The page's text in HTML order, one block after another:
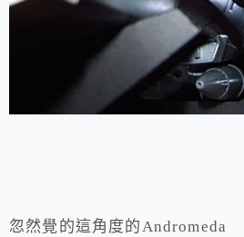
忽然覺的這角度的Andromeda